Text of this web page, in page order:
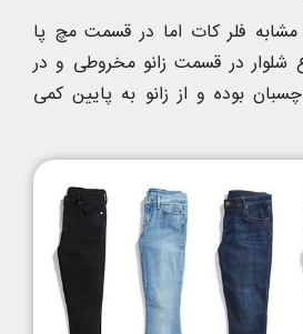
مشابه فلر کات اما در قسمت مچ پا
در قسمت زانو مخروطی و در
بوده و از زانو به پایین کمی